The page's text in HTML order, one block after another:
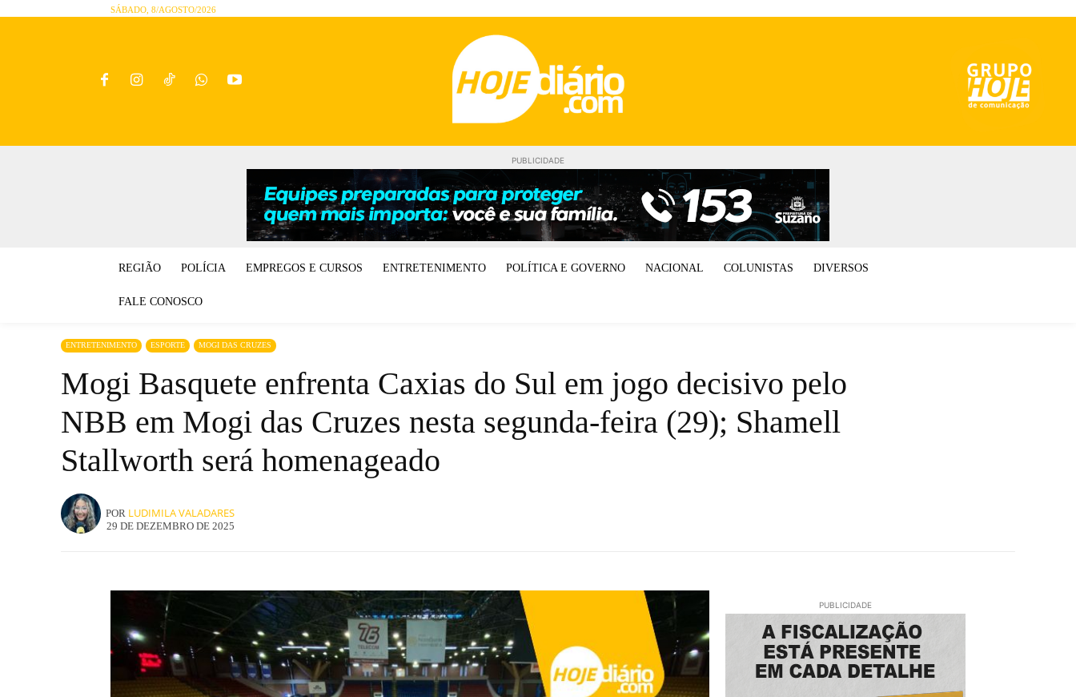
SÁBADO, 8/AGOSTO/2026
PUBLICIDADE
REGIÃO POLÍCIA EMPREGOS E CURSOS ENTRETENIMENTO POLÍTICA E GOVERNO NACIONAL COLUNISTAS DIVERSOS
FALE CONOSCO
ENTRETENIMENTO ESPORTE MOGI DAS CRUZES
Mogi Basquete enfrenta Caxias do Sul em jogo decisivo pelo
NBB em Mogi das Cruzes nesta segunda-feira (29); Shamell
Stallworth será homenageado
POR LUDIMILA VALADARES
29 DE DEZEMBRO DE 2025
PUBLICIDADE